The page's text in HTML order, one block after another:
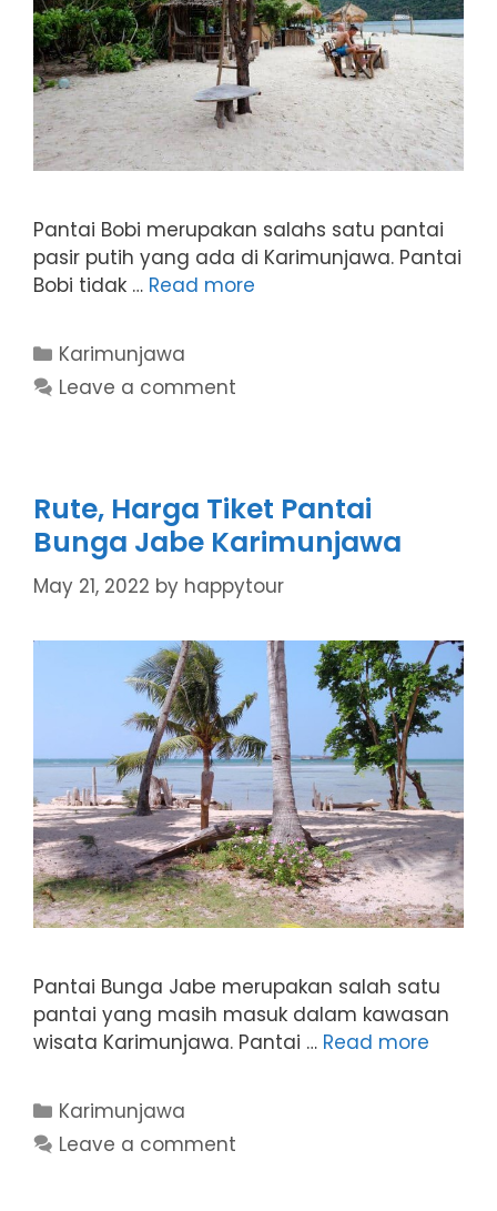
Pantai Bobi merupakan salahs satu pantai
pasir putih yang ada di Karimunjawa. Pantai
Bobi tidak … Read more
Categories
Karimunjawa
Leave a comment
Rute, Harga Tiket Pantai
Bunga Jabe Karimunjawa
May 21, 2022 by happytour
Pantai Bunga Jabe merupakan salah satu
pantai yang masih masuk dalam kawasan
wisata Karimunjawa. Pantai … Read more
Categories
Karimunjawa
Leave a comment